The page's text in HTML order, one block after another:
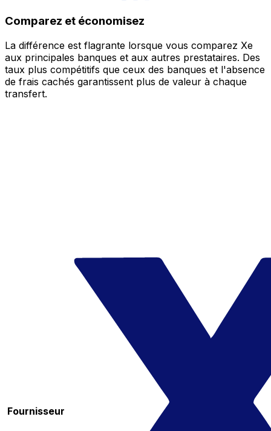
Comparez et économisez
La différence est flagrante lorsque vous comparez Xe
aux principales banques et aux autres prestataires. Des
taux plus compétitifs que ceux des banques et l'absence
de frais cachés garantissent plus de valeur à chaque
transfert.
Fournisseur